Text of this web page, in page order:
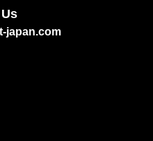
japan.com